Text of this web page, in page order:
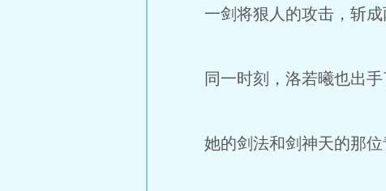
一剑将狠人的攻击，斩成
同一时刻，洛若曦也出手
她的剑法和剑神天的那位